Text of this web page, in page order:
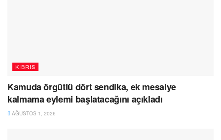
KIBRIS
Kamuda örgütlü dört sendika, ek mesaiye
kalmama eylemi başlatacağını açıkladı
AĞUSTOS 1, 2026